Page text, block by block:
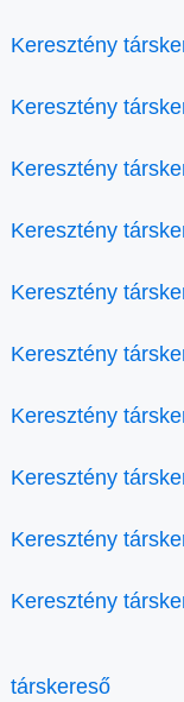
Keresztény
Keresztény
Keresztény
Keresztény
Keresztény
Keresztény
Keresztény
Keresztény
Keresztény
Keresztény
társkereső